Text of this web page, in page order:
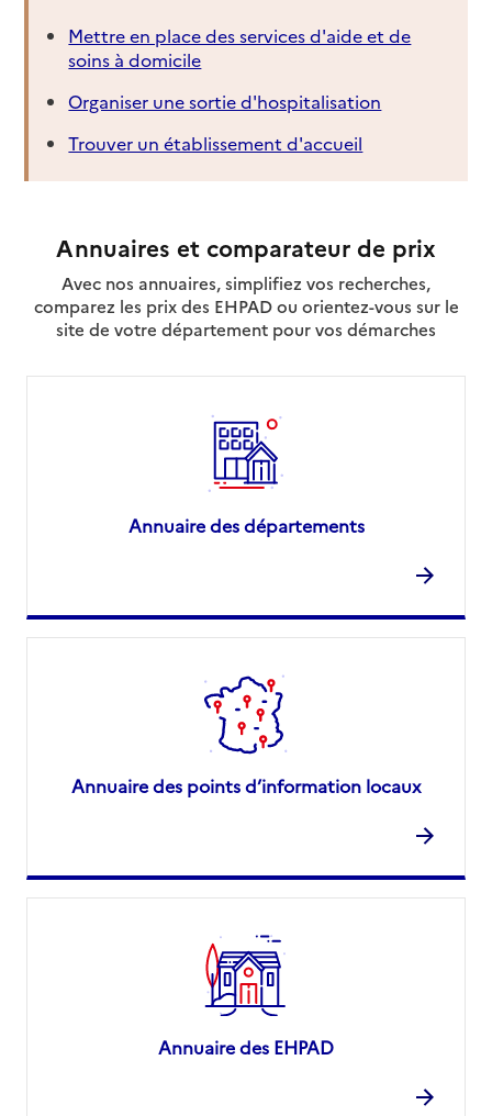
Mettre en place des services d'aide et de
soins à domicile
Organiser une sortie d'hospitalisation
Trouver un établissement d'accueil
Annuaires et comparateur de prix
Avec nos annuaires, simplifiez vos recherches,
comparez les prix des EHPAD ou orientez-vous sur le
site de votre département pour vos démarches
Annuaire des départements
Annuaire des points d’information locaux
Annuaire des EHPAD